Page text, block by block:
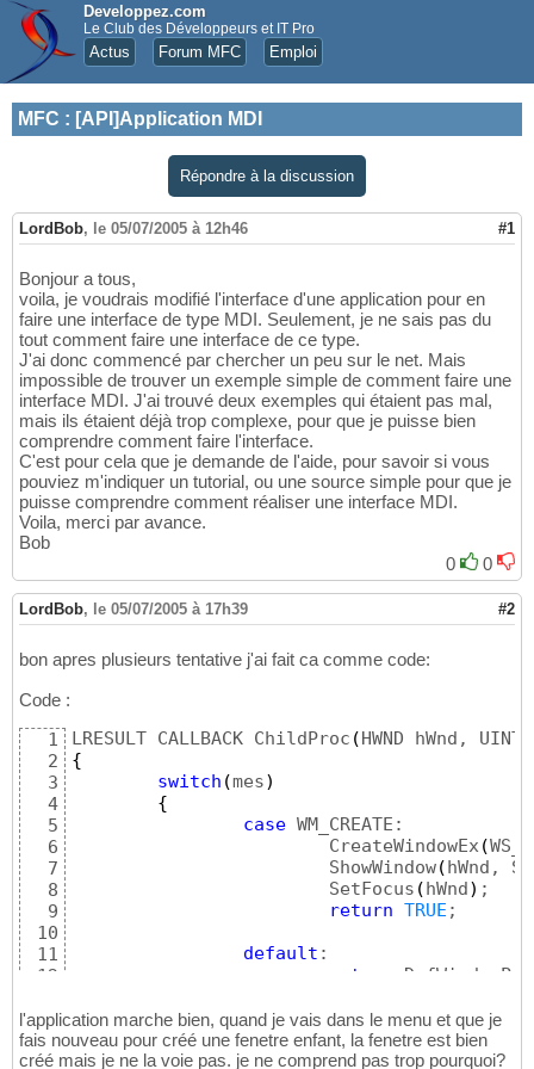
Developpez.com
Le Club des Développeurs et IT Pro
Actus Forum MFC Emploi
MFC : [API]Application MDI
Répondre à la discussion
LordBob, le 05/07/2005 à 12h46 #1
Bonjour a tous,
voila, je voudrais modifié l'interface d'une application pour en
faire une interface de type MDI. Seulement, je ne sais pas du
tout comment faire une interface de ce type.
J'ai donc commencé par chercher un peu sur le net. Mais
impossible de trouver un exemple simple de comment faire une
interface MDI. J'ai trouvé deux exemples qui étaient pas mal,
mais ils étaient déjà trop complexe, pour que je puisse bien
comprendre comment faire l'interface.
C'est pour cela que je demande de l'aide, pour savoir si vous
pouviez m'indiquer un tutorial, ou une source simple pour que je
puisse comprendre comment réaliser une interface MDI.
Voila, merci par avance.
Bob
0
0
LordBob, le 05/07/2005 à 17h39 #2
bon apres plusieurs tentative j'ai fait ca comme code:
Code :
1
2
3
4
5
6
7
8
9
10
11
12
14
15
16
LRESULT CALLBACK ChildProc ( HWND hWnd,
{
switch (mes)
{
case WM_CREATE:
			CreateWindowEx
(
			ShowWindow
( hWnd,
			SetFocus
( hWnd ) ;
return TRUE ;
default :
return
}
// fonction de la fenetre
l'application marche bien, quand je vais dans le menu et que je
fais nouveau pour créé une fenetre enfant, la fenetre est bien
créé mais je ne la voie pas. je ne comprend pas trop pourquoi?